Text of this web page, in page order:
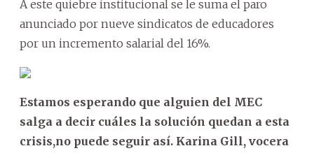
A este quiebre institucional se le suma el paro
anunciado por nueve sindicatos de educadores
por un incremento salarial del 16%.
Estamos esperando que alguien del MEC
salga a decir cuáles la solución quedan a esta
crisis,no puede seguir así. Karina Gill, vocera